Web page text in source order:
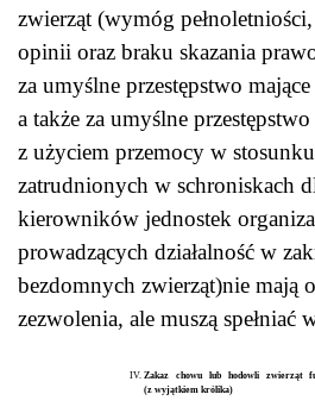
zwierząt (wymóg
opinii oraz braku skazania
za umyślne przestępstwo
a także za umyślne
z użyciem przemocy w
zatrudnionych w schroniskach
kierowników jednostek
prowadzących działalność w
bezdomnych zwierząt)nie mają
zezwolenia, ale muszą spełniać
Zakaz chowu lub hodowli zwierząt
(z wyjątkiem królika)